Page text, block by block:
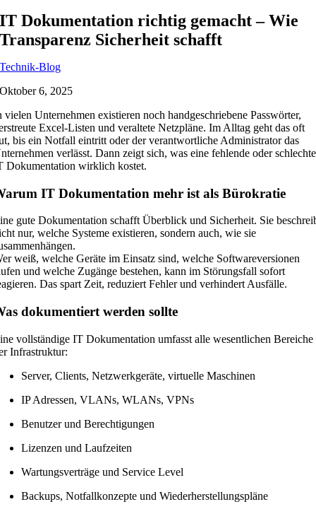
IT Dokumentation richtig gemacht – Wie
Transparenz Sicherheit schafft
Technik-Blog
Oktober 6, 2025
vielen Unternehmen existieren noch handgeschriebene Passwörter,
Excel-Listen und veraltete Netzpläne. Im Alltag geht das oft
bis ein Notfall eintritt oder der verantwortliche Administrator das
verlässt. Dann zeigt sich, was eine fehlende oder schlechte
Dokumentation wirklich kostet.
IT Dokumentation mehr ist als Bürokratie
gute Dokumentation schafft Überblick und Sicherheit. Sie
nur, welche Systeme existieren, sondern auch, wie sie
weiß, welche Geräte im Einsatz sind, welche Softwareversionen
und welche Zugänge bestehen, kann im Störungsfall sofort
Das spart Zeit, reduziert Fehler und verhindert Ausfälle.
dokumentiert werden sollte
vollständige IT Dokumentation umfasst alle wesentlichen Bereiche
Infrastruktur:
Server, Clients, Netzwerkgeräte, virtuelle Maschinen
IP Adressen, VLANs, WLANs, VPNs
Benutzer und Berechtigungen
Lizenzen und Laufzeiten
Wartungsverträge und Service Level
Backups, Notfallkonzepte und Wiederherstellungspläne